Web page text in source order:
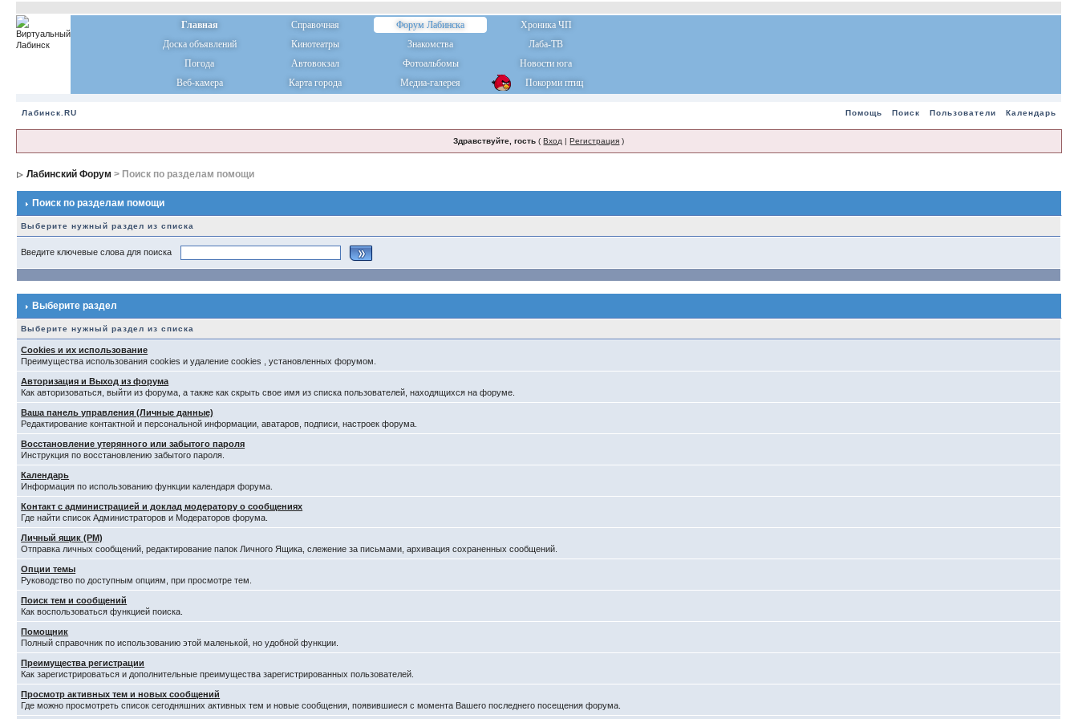
Главная Справочная Форум Лабинска
Хроника ЧП
Доска объявлений
Кинотеатры Знакомства
Лаба-ТВ
Погода
Автовокзал Фотоальбомы
Новости юга
Веб-камера
Карта города Медиа-галерея Покорми птиц
Лабинск.RU Помощь Поиск Пользователи Календарь
Здравствуйте, гость (Вход |Регистрация )
Лабинский Форум > Поиск по разделам помощи
Поиск по разделам помощи
Выберите нужный раздел из списка
Введите ключевые слова для поиска
Выберите раздел
Выберите нужный раздел из списка
Cookies и их использование
Преимущества использования cookies и удаление cookies , установленных форумом.
Авторизация и Выход из форума
Как авторизоваться, выйти из форума, а также как скрыть свое имя из списка пользователей, находящихся на форуме.
Ваша панель управления (Личные данные)
Редактирование контактной и персональной информации, аватаров, подписи, настроек форума.
Восстановление утерянного или забытого пароля
Инструкция по восстановлению забытого пароля.
Календарь
Информация по использованию функции календаря форума.
Контакт с администрацией и доклад модератору о сообщениях
Где найти список Администраторов и Модераторов форума.
Личный ящик (PM)
Отправка личных сообщений, редактирование папок Личного Ящика, слежение за письмами, архивация сохраненных сообщений.
Опции темы
Руководство по доступным опциям, при просмотре тем.
Поиск тем и сообщений
Как воспользоваться функцией поиска.
Помощник
Полный справочник по использованию этой маленькой, но удобной функции.
Преимущества регистрации
Как зарегистрироваться и дополнительные преимущества зарегистрированных пользователей.
Просмотр активных тем и новых сообщений
Где можно просмотреть список сегодняшних активных тем и новые сообщения, появившиеся с момента Вашего последнего посещения форума.